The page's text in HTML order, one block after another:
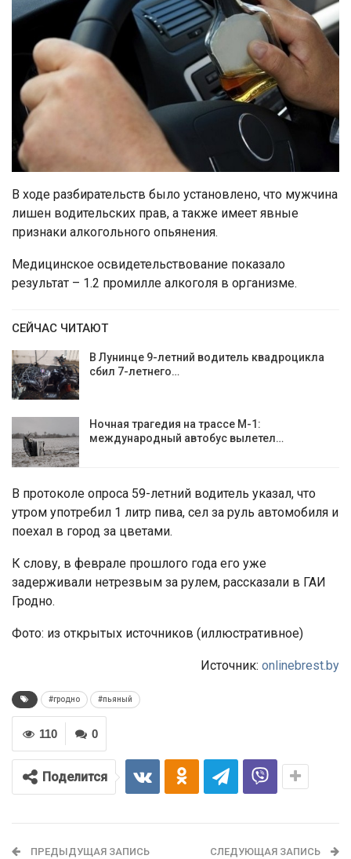
В ходе разбирательств было установлено, что мужчина
лишен водительских прав, а также имеет явные
признаки алкогольного опьянения.
Медицинское освидетельствование показало
результат – 1.2 промилле алкоголя в организме.
СЕЙЧАС ЧИТАЮТ
В Лунинце 9-летний водитель квадроцикла
сбил 7-летнего…
Ночная трагедия на трассе М-1:
международный автобус вылетел…
В протоколе опроса 59-летний водитель указал, что
утром употребил 1 литр пива, сел за руль автомобиля и
поехал в город за цветами.
К слову, в феврале прошлого года его уже
задерживали нетрезвым за рулем, рассказали в ГАИ
Гродно.
Фото: из открытых источников (иллюстративное)
Источник: onlinebrest.by
#гродно #пьяный
0
110
Поделится
ПРЕДЫДУЩАЯ ЗАПИСЬ СЛЕДУЮЩАЯ ЗАПИСЬ